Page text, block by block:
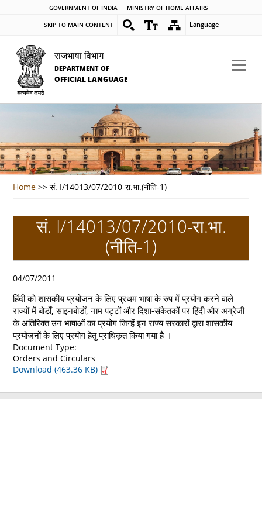
GOVERNMENT OF INDIA MINISTRY OF HOME AFFAIRS
SKIP TO MAIN CONTENT Language
राजभाषा विभाग
DEPARTMENT OF
OFFICIAL LANGUAGE
Home >>सं. I/14013/07/2010-रा.भा.(नीति-1)
सं. I/14013/07/2010-रा.भा.
(नीति-1)
04/07/2011
हिंदी को शासकीय प्रयोजन के लिए प्रथम भाषा के रुप में प्रयोग करने वाले
राज्यों में बोर्डों, साइनबोर्डों, नाम पट्टों और दिशा-संकेतकों पर हिंदी और अग्रेजी
के अतिरिक्त उन भाषाओं का प्रयोग जिन्हें इन राज्य सरकारों द्वारा शासकीय
प्रयोजनों के लिए प्रयोग हेतु प्राधिकृत किया गया है ।
Document Type:
Orders and Circulars
Download (463.36 KB)